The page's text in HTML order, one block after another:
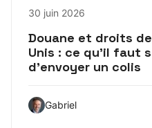
30 juin 2026
Douane et droits
Unis : ce qu’il faut
d’envoyer un colis
Gabriel